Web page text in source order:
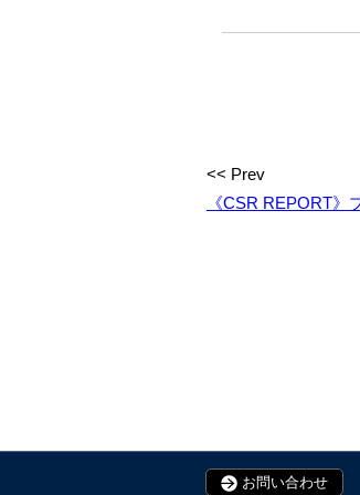
<< Prev
《CSR REPORT》プロス
お問い合わせ